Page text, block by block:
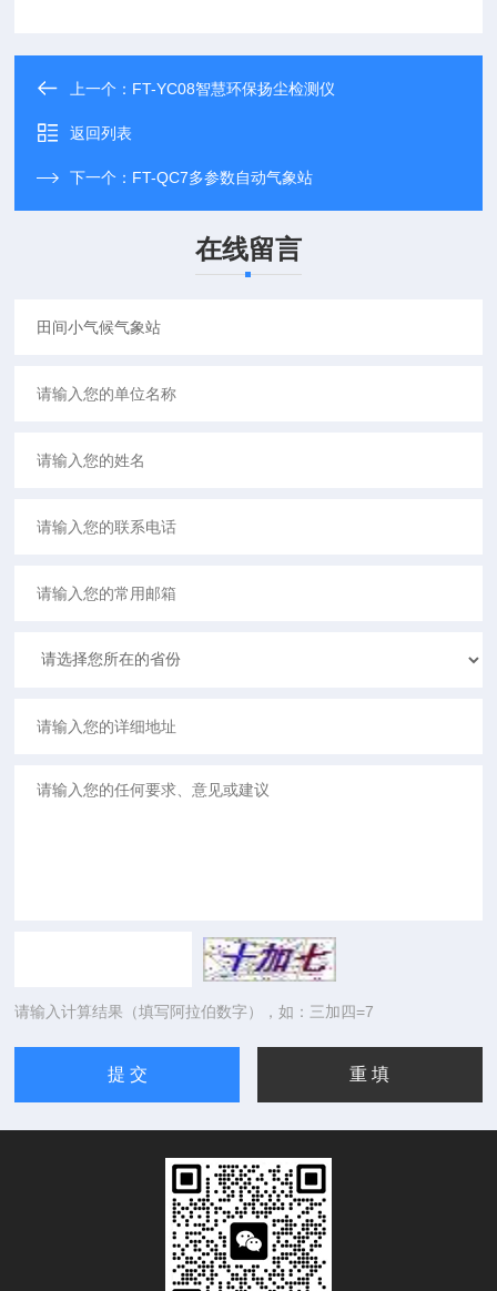
上一个： FT-YC08智慧环保扬尘检测仪
返回列表
下一个： FT-QC7多参数自动气象站
在线留言
请输入计算结果（填写阿拉伯数字），如：三加四=7